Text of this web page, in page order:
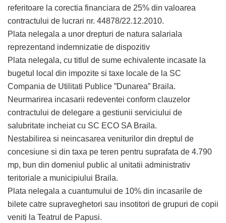
referitoare la corectia financiara de 25% din valoarea
contractului de lucrari nr. 44878/22.12.2010.
Plata nelegala a unor drepturi de natura salariala
reprezentand indemnizatie de dispozitiv
Plata nelegala, cu titlul de sume echivalente incasate la
bugetul local din impozite si taxe locale de la SC
Compania de Utilitati Publice ”Dunarea” Braila.
Neurmarirea incasarii redeventei conform clauzelor
contractului de delegare a gestiunii serviciului de
salubritate incheiat cu SC ECO SA Braila.
Nestabilirea si neincasarea veniturilor din dreptul de
concesiune si din taxa pe teren pentru suprafata de 4.790
mp, bun din domeniul public al unitatii administrativ
teritoriale a municipiului Braila.
Plata nelegala a cuantumului de 10% din incasarile de
bilete catre supraveghetori sau insotitori de grupuri de copii
veniti la Teatrul de Papusi.